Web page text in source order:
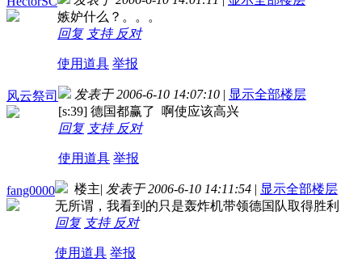
嫉妒什么？。。。
回复 支持 反对
使用道具 举报
风云祭司 发表于 2006-6-10 14:07:10 | 显示全部楼层
[s:39] 德国都赢了 啊使应该高兴
回复 支持 反对
使用道具 举报
fang0000 楼主| 发表于 2006-6-10 14:11:54 | 显示全部楼层
无所谓，我看到的只是轰炸机带领德国队取得胜利
回复 支持 反对
使用道具 举报